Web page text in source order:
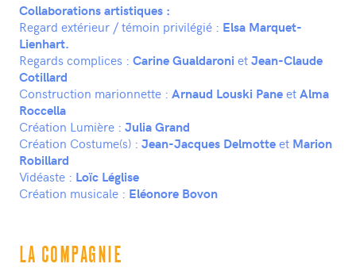
Collaborations artistiques :
Regard extérieur / témoin privilégié : Elsa Marquet-
Lienhart.
Regards complices : Carine Gualdaroni etJean-Claude
Cotillard
Construction marionnette : Arnaud Louski PaneetAlma
Roccella
Création Lumière : Julia Grand
Création Costume(s) : Jean-Jacques Delmotteet Marion
Robillard
Vidéaste : Loïc Léglise
Création musicale : Eléonore Bovon
LA COMPAGNIE